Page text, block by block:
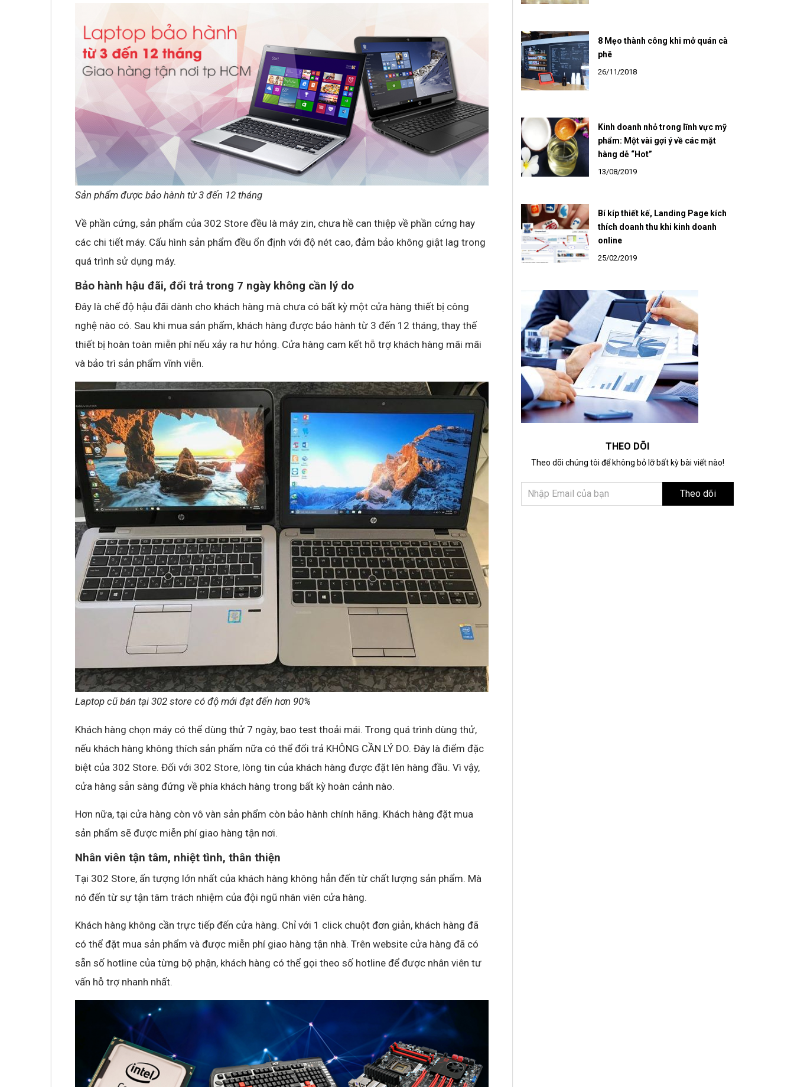
Sản phẩm được bảo hành từ 3 đến 12 tháng
Về phần cứng, sản phẩm của 302 Store đều là máy zin, chưa hề can thiệp về phần cứng hay
các chi tiết máy. Cấu hình sản phẩm đều ổn định với độ nét cao, đảm bảo không giật lag trong
quá trình sử dụng máy.
Bảo hành hậu đãi, đổi trả trong 7 ngày không cần lý do
Đây là chế độ hậu đãi dành cho khách hàng mà chưa có bất kỳ một cửa hàng thiết bị công
nghệ nào có. Sau khi mua sản phẩm, khách hàng được bảo hành từ 3 đến 12 tháng, thay thế
thiết bị hoàn toàn miễn phí nếu xảy ra hư hỏng. Cửa hàng cam kết hỗ trợ khách hàng mãi mãi
và bảo trì sản phẩm vĩnh viễn.
Laptop cũ bán tại 302 store có độ mới đạt đến hơn 90%
Khách hàng chọn máy có thể dùng thử 7 ngày, bao test thoải mái. Trong quá trình dùng thử,
nếu khách hàng không thích sản phẩm nữa có thể đổi trả KHÔNG CẦN LÝ DO. Đây là điểm đặc
biệt của 302 Store. Đối với 302 Store, lòng tin của khách hàng được đặt lên hàng đầu. Vì vậy,
cửa hàng sẵn sàng đứng về phía khách hàng trong bất kỳ hoàn cảnh nào.
Hơn nữa, tại cửa hàng còn vô vàn sản phẩm còn bảo hành chính hãng. Khách hàng đặt mua
sản phẩm sẽ được miễn phí giao hàng tận nơi.
Nhân viên tận tâm, nhiệt tình, thân thiện
Tại 302 Store, ấn tượng lớn nhất của khách hàng không hẳn đến từ chất lượng sản phẩm. Mà
nó đến từ sự tận tâm trách nhiệm của đội ngũ nhân viên cửa hàng.
Khách hàng không cần trực tiếp đến cửa hàng. Chỉ với 1 click chuột đơn giản, khách hàng đã
có thể đặt mua sản phẩm và được miễn phí giao hàng tận nhà. Trên website cửa hàng đã có
sẵn số hotline của từng bộ phận, khách hàng có thể gọi theo số hotline để được nhân viên tư
vấn hỗ trợ nhanh nhất.
8 Mẹo thành công khi mở quán cà
Kinh doanh nhỏ trong lĩnh vực mỹ
phẩm: Một vài gợi ý về các mặt
Bí kíp thiết kế, Landing Page kích
thích doanh thu khi kinh doanh
THEO DÕI
Theo dõi